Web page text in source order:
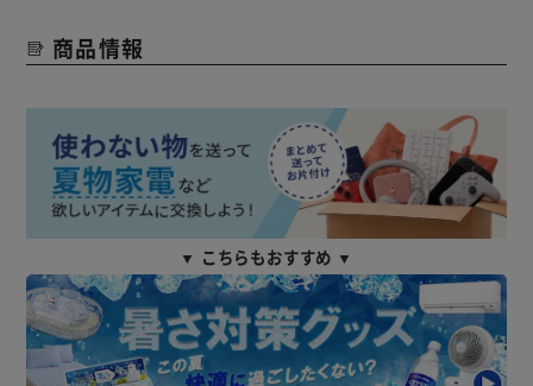
商品情報
▼ こちらもおすすめ ▼